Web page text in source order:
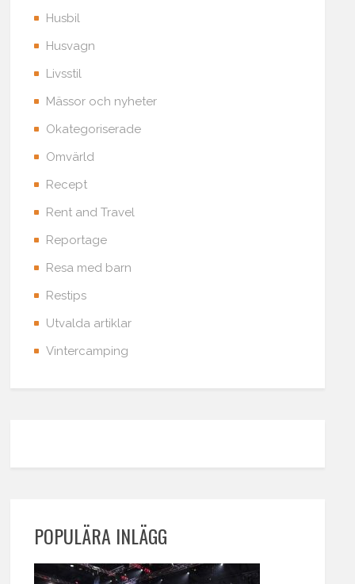
Husbil
Husvagn
Livsstil
Mässor och nyheter
Okategoriserade
Omvärld
Recept
Rent and Travel
Reportage
Resa med barn
Restips
Utvalda artiklar
Vintercamping
POPULÄRA INLÄGG